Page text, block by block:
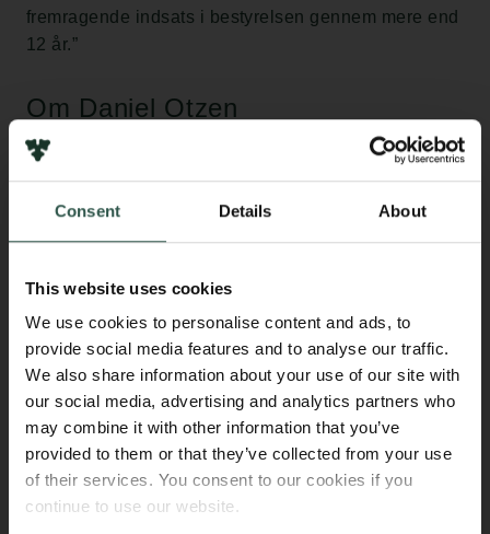
Consent Details About
This website uses cookies
We use cookies to personalise content and ads, to
provide social media features and to analyse our traffic.
We also share information about your use of our site with
our social media, advertising and analytics partners who
may combine it with other information that you’ve
provided to them or that they’ve collected from your use
of their services. You consent to our cookies if you
continue to use our website.
fremragende indsats i bestyrelsen gennem mere end
12 år.”
Om Daniel Otzen
Daniel Otzen har siden 2007 været professor i
nanobioteknologi ved Interdisciplinært Nanoscience
Center (iNANO) på Aarhus Universitet. Han er
University of Cambridge.
”Jeg er meget glad og beæret over at være valgt ind i
Carlsbergfondets bestyrelse. Carlsbergfondet er
Danmarks ældste erhvervsdrivende fond med en
enestående rolle i dansk forskning og kulturliv. I kraft
af sin historie og sin struktur er fondet umiskendeligt
dansk, men har samtidig stor international
gennemslagskraft og agerer på mange måder som